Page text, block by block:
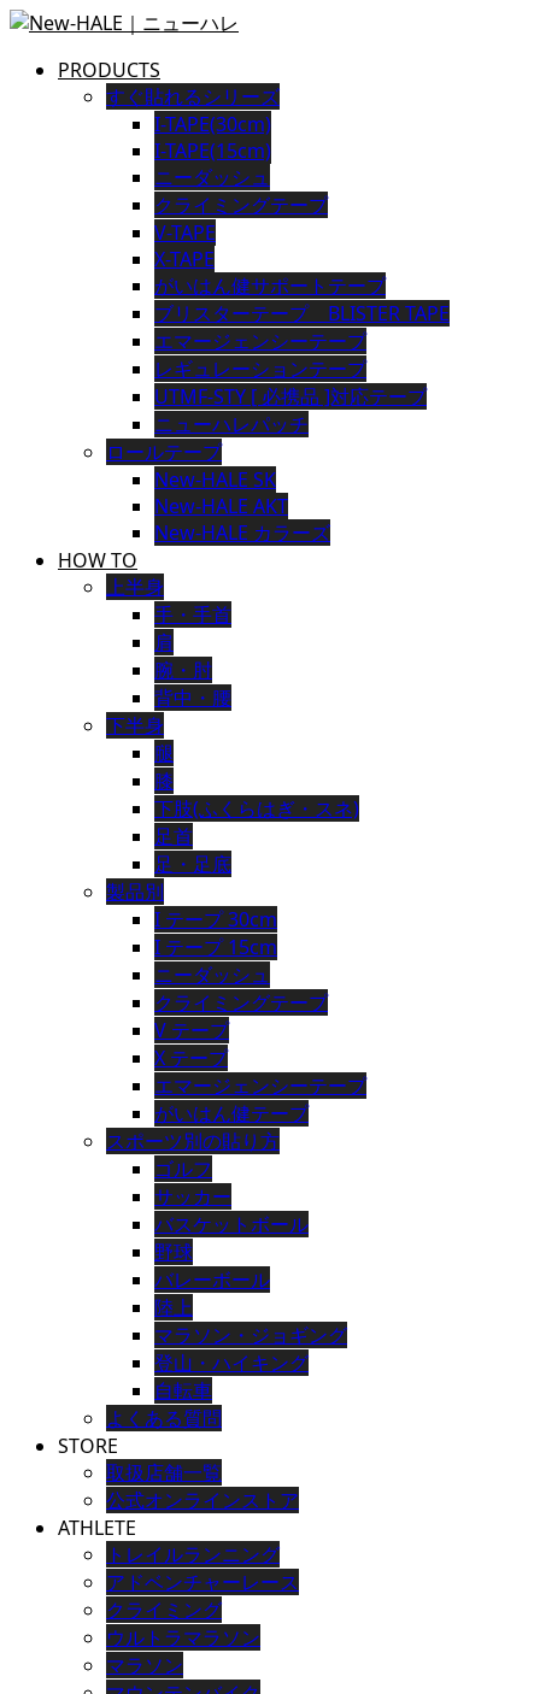
PRODUCTS
すぐ貼れるシリーズ
I-TAPE(30cm)
I-TAPE(15cm)
ニーダッシュ
クライミングテープ
V-TAPE
X-TAPE
がいはん健サポートテープ
ブリスターテープ BLISTER TAPE
エマージェンシーテープ
レギュレーションテープ
UTMF-STY [ 必携品 ]対応テープ
ニューハレパッチ
ロールテープ
New-HALE SK
New-HALE AKT
New-HALE カラーズ
HOW TO
上半身
手・手首
肩
腕・肘
背中・腰
下半身
腿
膝
下肢(ふくらはぎ・スネ)
足首
足・足底
製品別
I テープ 30cm
I テープ 15cm
ニーダッシュ
クライミングテープ
V テープ
X テープ
エマージェンシーテープ
がいはん健テープ
スポーツ別の貼り方
ゴルフ
サッカー
バスケットボール
野球
バレーボール
陸上
マラソン・ジョギング
登山・ハイキング
自転車
よくある質問
STORE
取扱店舗一覧
公式オンラインストア
ATHLETE
トレイルランニング
アドベンチャーレース
クライミング
ウルトラマラソン
マラソン